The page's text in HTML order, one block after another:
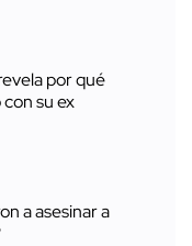
por qué
su ex
a asesinar a